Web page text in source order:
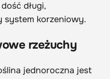
długi,
system korzeniowy.
rzeżuchy
jednoroczna jest